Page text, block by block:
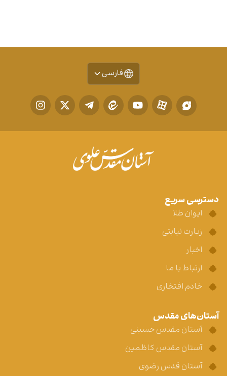
فارسی
دسترسی سریع
ایوان طلا
زیارت نیابتی
اخبار
ارتباط با ما
خادم افتخاری
آستان‌های مقدس
آستان مقدس حسینی
آستان مقدس کاظمین
آستان قدس رضوی